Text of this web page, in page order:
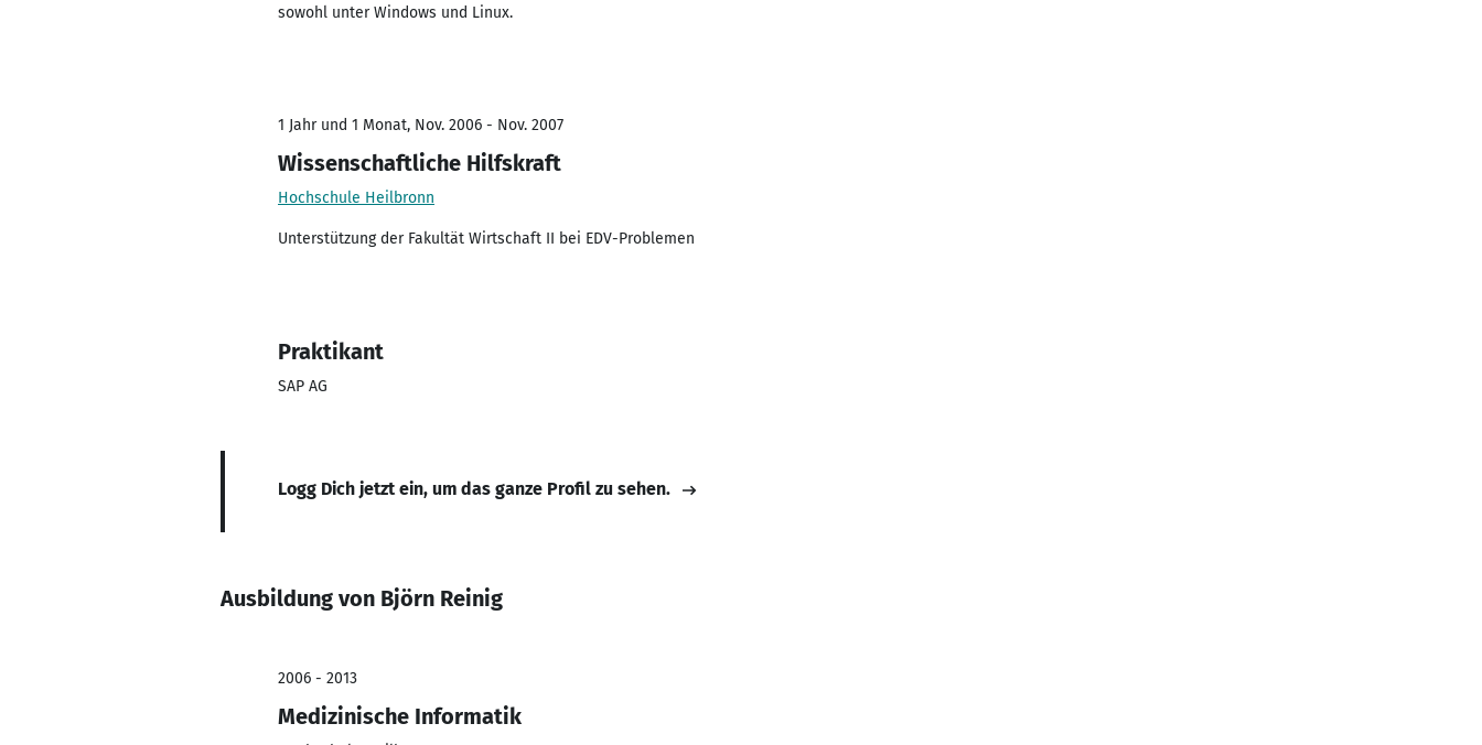
sowohl unter Windows und Linux.
1 Jahr und 1 Monat, Nov. 2006 - Nov. 2007
Wissenschaftliche Hilfskraft
Hochschule Heilbronn
Unterstützung der Fakultät Wirtschaft II bei EDV-Problemen
Praktikant
SAP AG
Logg Dich jetzt ein, um das ganze Profil zu sehen.
Ausbildung von Björn Reinig
2006 - 2013
Medizinische Informatik